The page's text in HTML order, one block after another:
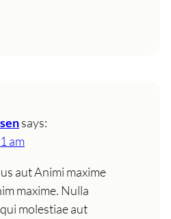
says:
am
aut Animi maxime
maxime. Nulla
molestiae aut